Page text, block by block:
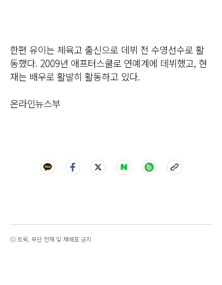
한편 유이는 체육고 출신으로 데뷔 전 수영선수로 활
동했다. 2009년 애프터스쿨로 연예계에 데뷔했고, 현
재는 배우로 활발히 활동하고 있다.
온라인뉴스부
ⓒ 트윅, 무단 전재 및 재배포 금지